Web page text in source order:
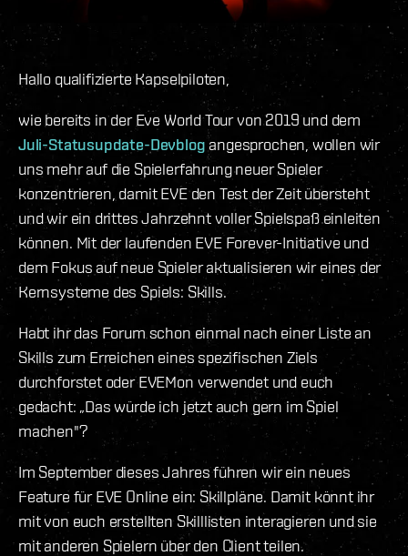
Hallo qualifizierte Kapselpiloten,
wie bereits in der Eve World Tour von 2019 und dem
Juli-Statusupdate-Devblogangesprochen, wollen wir
uns mehr auf die Spielerfahrung neuer Spieler
konzentrieren, damit EVE den Test der Zeit übersteht
und wir ein drittes Jahrzehnt voller Spielspaß einleiten
können. Mit der laufenden EVE Forever-Initiative und
dem Fokus auf neue Spieler aktualisieren wir eines der
Kernsysteme des Spiels: Skills.
Habt ihr das Forum schon einmal nach einer Liste an
Skills zum Erreichen eines spezifischen Ziels
durchforstet oder EVEMon verwendet und euch
gedacht: „Das würde ich jetzt auch gern im Spiel
machen"?
Im September dieses Jahres führen wir ein neues
Feature für EVE Online ein: Skillpläne. Damit könnt ihr
mit von euch erstellten Skilllisten interagieren und sie
mit anderen Spielern über den Client teilen.